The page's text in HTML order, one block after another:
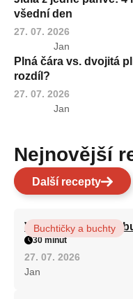
všední den
27. 07. 2026
Jan
Plná čára vs. dvojitá
rozdíl?
27. 07. 2026
Jan
Nejnovější
Další recepty
Vláčná olejová litá
Buchtičky a buchty
30 minut
27. 07. 2026
Jan